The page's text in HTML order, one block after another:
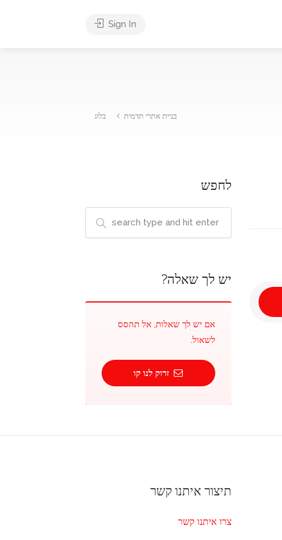
Sign In
בניית אתרי תדמית בלוג
לחפש
יש לך שאלה?
אם יש לך שאלות, אל תהסס
לשאול.
זרוק לנו קו
תיצור איתנו קשר
צרו איתנו קשר